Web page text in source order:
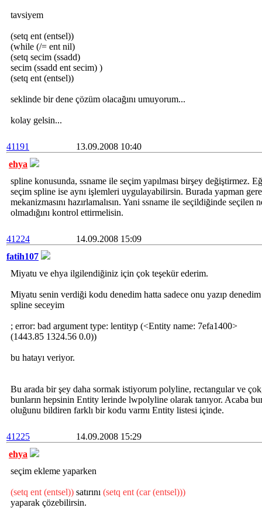
tavsiyem
(setq ent (entsel))
(while (/= ent nil)
(setq secim (ssadd)
secim (ssadd ent secim) )
(setq ent (entsel))
seklinde bir dene çözüm olacağını umuyorum...
kolay gelsin...
41191
13.09.2008 10:40
ehya
spline konusunda, ssname ile seçim yapılması birşey değiştirmez.
seçim spline ise aynı işlemleri uygulayabilirsin. Burada yapman
mekanizmasını hazırlamalısın. Yani ssname ile seçildiğinde seçilen
olmadığını kontrol ettirmelisin.
41224
14.09.2008 15:09
fatih107
Miyatu ve ehya ilgilendiğiniz için çok teşekür ederim.
Miyatu senin verdiği kodu denedim hatta sadece onu yazıp
spline seceyim
; error: bad argument type: lentityp (<Entity name: 7efa1400>
(1443.85 1324.56 0.0))
bu hatayı veriyor.
Bu arada bir şey daha sormak istiyorum polyline, rectangular ve
bunların hepsinin Entity lerinde lwpolyline olarak tanıyor. Acaba
oluğunu bildiren farklı bir kodu varmı Entity listesi içinde.
41225
14.09.2008 15:29
ehya
seçim ekleme yaparken
(setq ent (entsel)) satırını (setq ent (car (entsel)))
yaparak çözebilirsin.